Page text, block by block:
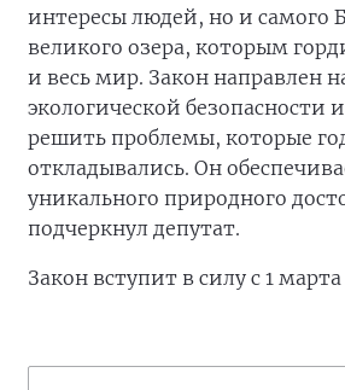
интересы людей, но и самого
великого озера, которым
и весь мир. Закон направлен
экологической безопасности
решить проблемы, которые
откладывались. Он
уникального природного
подчеркнул депутат.
Закон вступит в силу с 1